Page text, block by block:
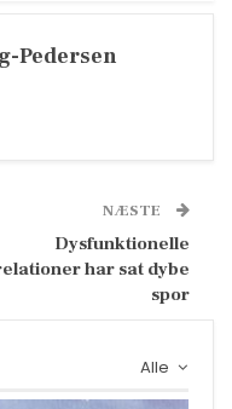
Pedersen
NÆSTE
Dysfunktionelle
har sat dybe
spor
Alle